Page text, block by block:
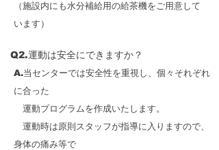
（施設内にも水分補給用の給茶機をご用意して
います）
Q2.運動は安全にできますか？
A.当センターでは安全性を重視し、個々それぞれ
に合った
運動プログラムを作成いたします。
運動時は原則スタッフが指導に入りますので、
身体の痛み等で